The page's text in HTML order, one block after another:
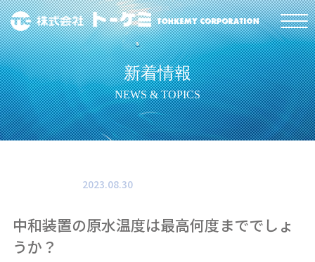
新着情報
NEWS & TOPICS
2023.08.30
中和装置の原水温度は最高何度まででしょ
うか？